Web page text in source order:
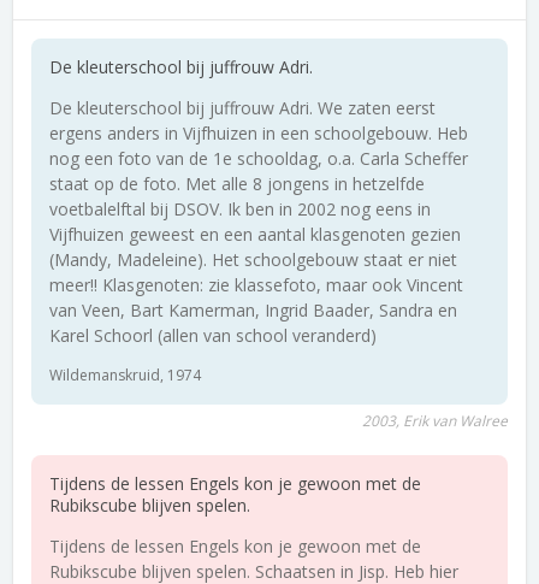
De kleuterschool bij juffrouw Adri.
De kleuterschool bij juffrouw Adri. We zaten eerst
ergens anders in Vijfhuizen in een schoolgebouw. Heb
nog een foto van de 1e schooldag, o.a. Carla Scheffer
staat op de foto. Met alle 8 jongens in hetzelfde
voetbalelftal bij DSOV. Ik ben in 2002 nog eens in
Vijfhuizen geweest en een aantal klasgenoten gezien
(Mandy, Madeleine). Het schoolgebouw staat er niet
meer!! Klasgenoten: zie klassefoto, maar ook Vincent
van Veen, Bart Kamerman, Ingrid Baader, Sandra en
Karel Schoorl (allen van school veranderd)
Wildemanskruid, 1974
2003, Erik van Walree
Tijdens de lessen Engels kon je gewoon met de
Rubikscube blijven spelen.
Tijdens de lessen Engels kon je gewoon met de
Rubikscube blijven spelen. Schaatsen in Jisp. Heb hier